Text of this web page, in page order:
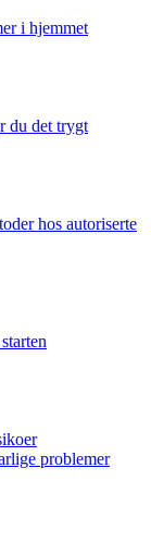
i hjemmet
du det trygt
hos autoriserte
problemer